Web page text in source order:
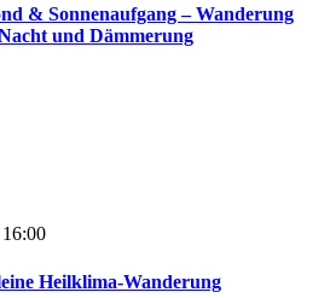
& Sonnenaufgang – Wanderung
und Dämmerung
16:00
Heilklima-Wanderung